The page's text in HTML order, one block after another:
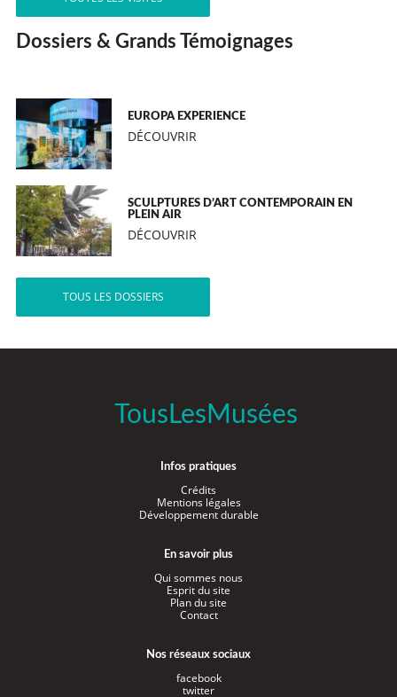
Dossiers & Grands Témoignages
EUROPA EXPERIENCE
DÉCOUVRIR
SCULPTURES D’ART CONTEMPORAIN EN
PLEIN AIR
DÉCOUVRIR
TOUS LES DOSSIERS
TousLesMusées
Infos pratiques
Crédits
Mentions légales
Développement durable
En savoir plus
Qui sommes nous
Esprit du site
Plan du site
Contact
Nos réseaux sociaux
facebook
twitter